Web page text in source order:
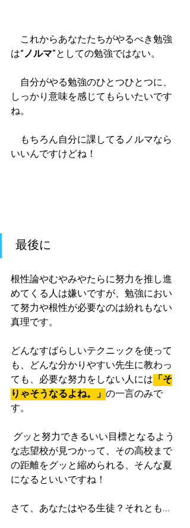
これからあなたたちがやるべき勉強
は“ノルマ”としての勉強ではない。
自分がやる勉強のひとつひとつに、
しっかり意味を感じてもらいたいです
ね。
もちろん自分に課してるノルマなら
いいんですけどね！
最後に
根性論やむやみやたらに努力を推し進
めてくる人は嫌いですが、勉強におい
て努力や根性が必要なのは紛れもない
真理です。
どんなすばらしいテクニックを使って
も、どんな分かりやすい先生に教わっ
ても、必要な努力をしない人には 「そ
りゃそうなるよね。」 の一言のみで
す。
な志望校が見つかって、その高校まで
の距離をグッと縮められる、そんな夏
になるといいですね！
さて、あなたはやる生徒？それとも...